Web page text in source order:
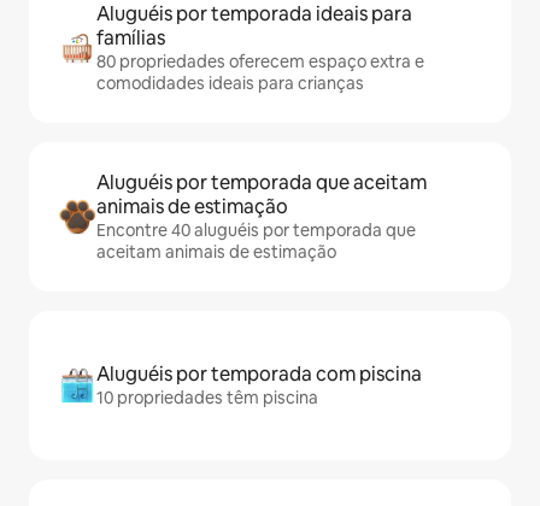
Aluguéis por temporada ideais para
famílias
80 propriedades oferecem espaço extra e
comodidades ideais para crianças
Aluguéis por temporada que aceitam
animais de estimação
Encontre 40 aluguéis por temporada que
aceitam animais de estimação
Aluguéis por temporada com piscina
10 propriedades têm piscina